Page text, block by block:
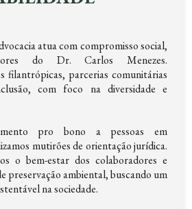
atua com compromisso social,
do Dr. Carlos Menezes.
filantrópicas, parcerias comunitárias
com foco na diversidade e
pro bono a pessoas em
mutirões de orientação jurídica.
o bem-estar dos colaboradores e
preservação ambiental, buscando um
na sociedade.